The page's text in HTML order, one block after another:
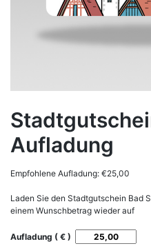
Aufladung
Empfohlene Aufladung: €25,00
Laden Sie den Stadtgutschein Bad
einem Wunschbetrag wieder auf
Aufladung ( € )